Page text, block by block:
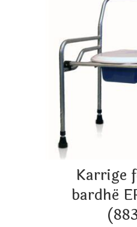
Karrige
bardhë